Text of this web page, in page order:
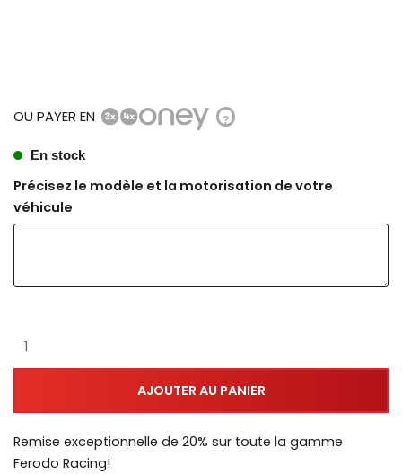
OU PAYER EN ?
En stock
Précisez le modèle et la motorisation de votre
véhicule
AJOUTER AU PANIER
Remise exceptionnelle de 20% sur toute la gamme
Ferodo Racing!